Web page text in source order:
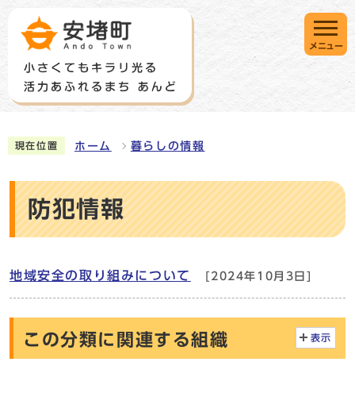
メニュー
現在位置 ホーム 暮らしの情報
防犯情報
地域安全の取り組みについて [2024年10月3日]
この分類に関連する組織 表示